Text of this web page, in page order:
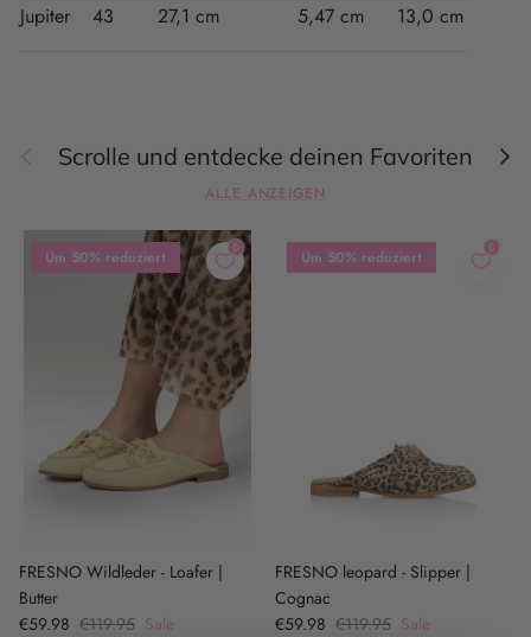
Jupiter
43 27,1 cm 5,47 cm 13,0 cm
VorherigeScrolle und entdecke deinen Favoriten
ALLE ANZEIGEN
Um 50% reduziert
FRESNO Wildleder - Loafer |
Butter
€59.98 €119.95 Sale
Um 50% reduziert
FRESNO leopard - Slipper |
Cognac
€59.98 €119.95 Sale